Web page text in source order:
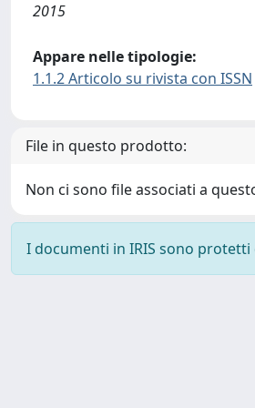
2015
Appare nelle tipologie:
1.1.2 Articolo su rivista con ISSN
File in questo prodotto:
Non ci sono file associati a
I documenti in IRIS sono